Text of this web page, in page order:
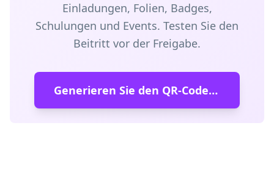
Einladungen, Folien, Badges,
Schulungen und Events. Testen Sie den
Beitritt vor der Freigabe.
Generieren Sie den QR-Code für Microsoft Teams